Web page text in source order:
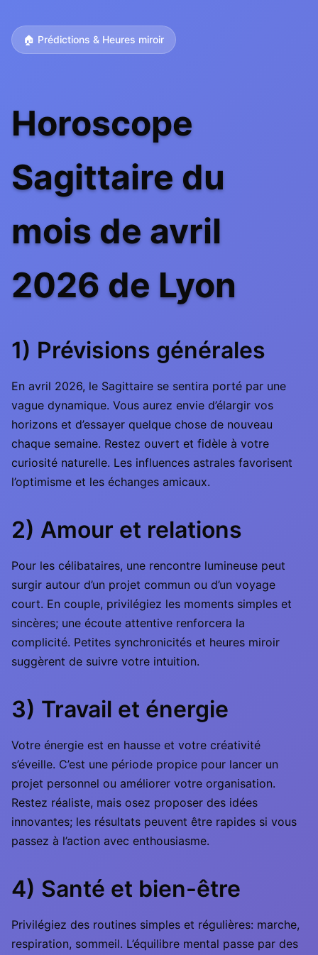
🏠 Prédictions & Heures miroir
Horoscope
Sagittaire du
mois de avril
2026 de Lyon
1) Prévisions générales
En avril 2026, le Sagittaire se sentira porté par une
vague dynamique. Vous aurez envie d’élargir vos
horizons et d’essayer quelque chose de nouveau
chaque semaine. Restez ouvert et fidèle à votre
curiosité naturelle. Les influences astrales favorisent
l’optimisme et les échanges amicaux.
2) Amour et relations
Pour les célibataires, une rencontre lumineuse peut
surgir autour d’un projet commun ou d’un voyage
court. En couple, privilégiez les moments simples et
sincères; une écoute attentive renforcera la
complicité. Petites synchronicités et heures miroir
suggèrent de suivre votre intuition.
3) Travail et énergie
Votre énergie est en hausse et votre créativité
s’éveille. C’est une période propice pour lancer un
projet personnel ou améliorer votre organisation.
Restez réaliste, mais osez proposer des idées
innovantes; les résultats peuvent être rapides si vous
passez à l’action avec enthousiasme.
4) Santé et bien-être
Privilégiez des routines simples et régulières: marche,
respiration, sommeil. L’équilibre mental passe par des